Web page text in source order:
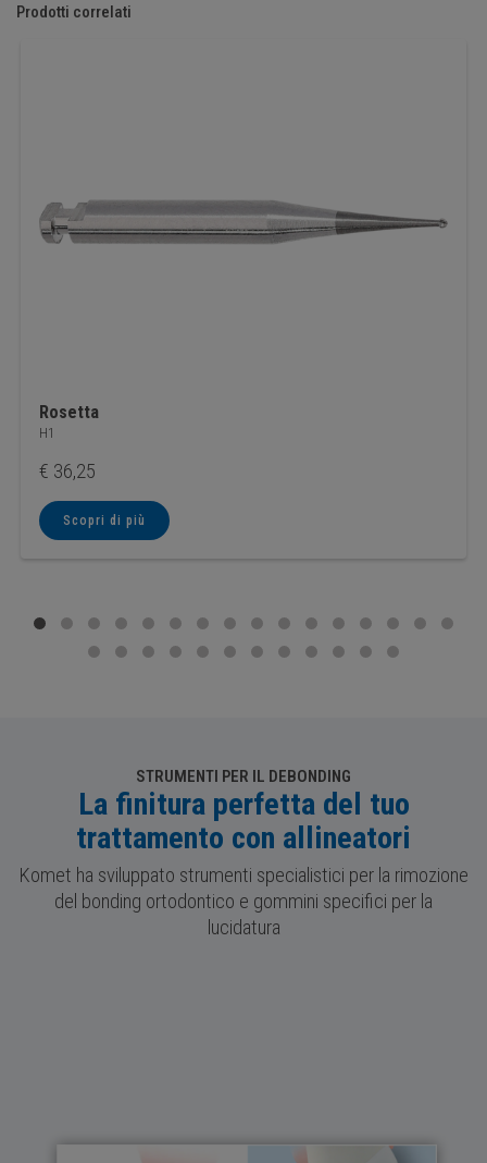
Prodotti correlati
Rosetta
H1
€ 36,25
Scopri di più
STRUMENTI PER IL DEBONDING
La finitura perfetta del tuo
trattamento con allineatori
Komet ha sviluppato strumenti specialistici per la rimozione
del bonding ortodontico e gommini specifici per la
lucidatura